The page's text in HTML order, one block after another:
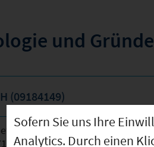
und
(09184149)
Ring 18
Sofern Sie uns Ihre
Analytics. Durch einen